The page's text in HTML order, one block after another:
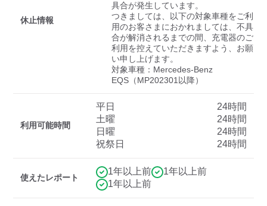
トヨタディーラーを表
示
中速-20kW-以上 急速-44kW-以上
検索する
休止情報
具合が発生しています。
つきましては、以下の対象車種をご利
用のお客さまにおかれましては、不具
合が解消されるまでの間、充電器のご
利用を控えていただきますよう、お願
い申し上げます。
対象車種：Mercedes-Benz
EQS（MP202301以降）
利用可能時間
平日
24時間
土曜
24時間
日曜
24時間
祝祭日
24時間
使えたレポート
1年以上前
1年以上前
1年以上前